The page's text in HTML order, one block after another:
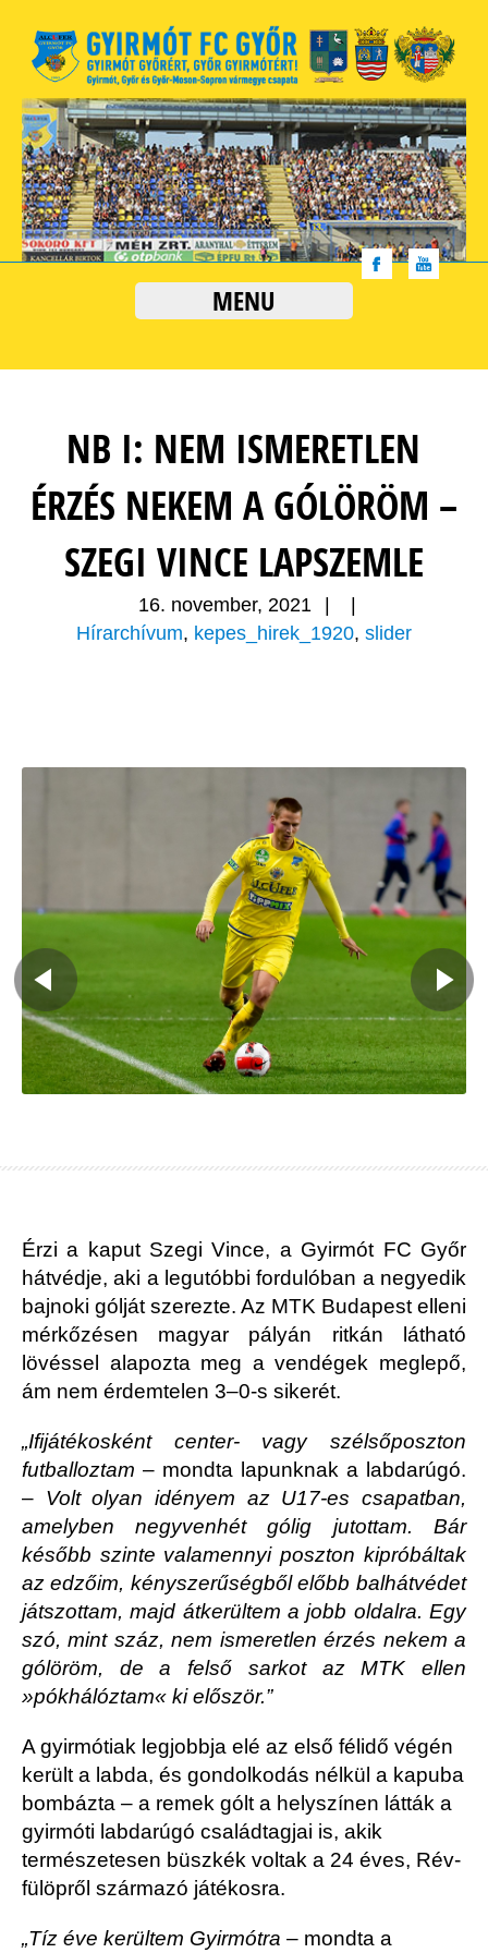
MENU
NB I: NEM ISMERETLEN
ÉRZÉS NEKEM A GÓLÖRÖM –
SZEGI VINCE LAPSZEMLE
16. november, 2021
Hírarchívum, kepes_hirek_1920, slider
Érzi a kaput Szegi Vince, a Gyirmót FC Győr
hátvédje, aki a legutóbbi fordulóban a negyedik
bajnoki gólját szerezte. Az MTK Budapest elleni
mérkőzésen magyar pályán ritkán látható
lövéssel alapozta meg a vendégek meglepő,
ám nem érdemtelen 3–0-s sikerét.
„Ifijátékosként center- vagy szélsőposzton
futballoztam – mondta lapunknak a labdarúgó.
– Volt olyan idényem az U17-es csapatban,
amelyben negyvenhét gólig jutottam. Bár
később szinte valamennyi poszton kipróbáltak
az edzőim, kényszerűségből előbb balhátvédet
játszottam, majd átkerültem a jobb oldalra. Egy
szó, mint száz, nem ismeretlen érzés nekem a
gólöröm, de a felső sarkot az MTK ellen
»pókhálóztam« ki először.”
A gyirmótiak legjobbja elé az első fél­idő végén
került a labda, és gondolkodás nélkül a kapuba
bombázta – a remek gólt a helyszínen látták a
gyirmóti labdarúgó családtagjai is, akik
természetesen büszkék voltak a 24 éves, Rév­
fülöpről származó játékosra.
„Tíz éve kerültem Gyirmótra – mondta a